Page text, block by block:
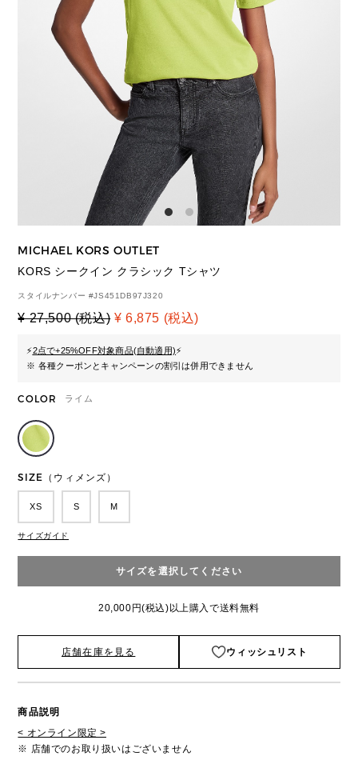
MICHAEL KORS OUTLET
KORS シークイン クラシック Tシャツ
スタイルナンバー #JS451DB97J320
¥ 27,500 (税込) ¥ 6,875 (税込)
⚡2点で+25%OFF対象商品(自動適用)⚡
※ 各種クーポンとキャンペーンの割引は併用できません
COLOR ライム
SIZE（ウィメンズ）
XS S M
サイズガイド
サイズを選択してください
20,000円(税込)以上購入で送料無料
店舗在庫を見る ウィッシュリスト
商品説明
< オンライン限定 >
※ 店舗でのお取り扱いはございません